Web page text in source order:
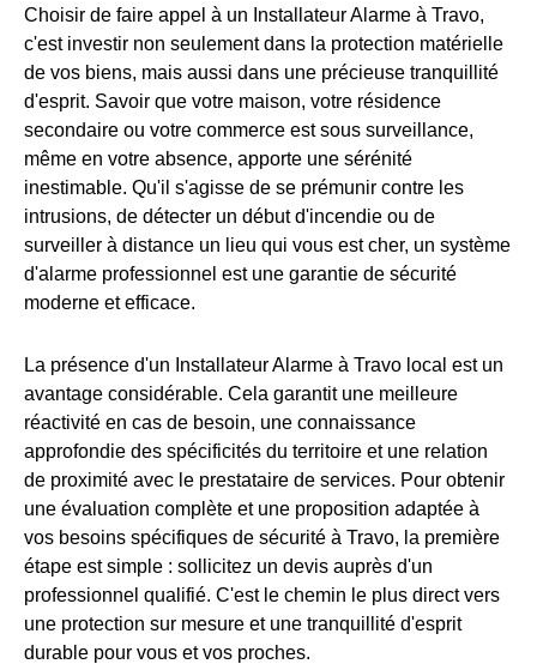
Choisir de faire appel à un Installateur Alarme à Travo,
c'est investir non seulement dans la protection matérielle
de vos biens, mais aussi dans une précieuse tranquillité
d'esprit. Savoir que votre maison, votre résidence
secondaire ou votre commerce est sous surveillance,
même en votre absence, apporte une sérénité
inestimable. Qu'il s'agisse de se prémunir contre les
intrusions, de détecter un début d'incendie ou de
surveiller à distance un lieu qui vous est cher, un système
d'alarme professionnel est une garantie de sécurité
moderne et efficace.
La présence d'un Installateur Alarme à Travo local est un
avantage considérable. Cela garantit une meilleure
réactivité en cas de besoin, une connaissance
approfondie des spécificités du territoire et une relation
de proximité avec le prestataire de services. Pour obtenir
une évaluation complète et une proposition adaptée à
vos besoins spécifiques de sécurité à Travo, la première
étape est simple : sollicitez un devis auprès d'un
professionnel qualifié. C'est le chemin le plus direct vers
une protection sur mesure et une tranquillité d'esprit
durable pour vous et vos proches.